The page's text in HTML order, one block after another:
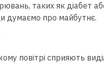
таких як діабет
думаємо про майбутнє.
повітрі сприяють